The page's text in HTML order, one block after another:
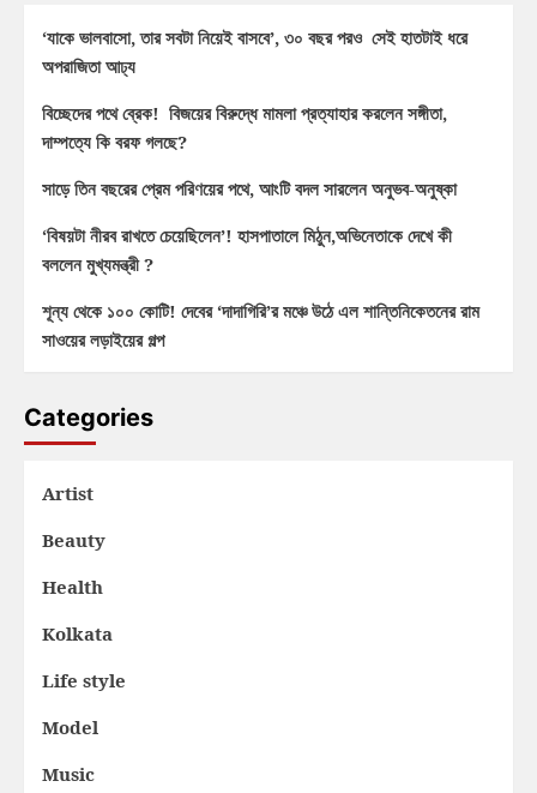
‘যাকে ভালবাসো, তার সবটা নিয়েই বাসবে’, ৩০ বছর পরও সেই হাতটাই ধরে
অপরাজিতা আঢ্য
বিচ্ছেদের পথে ব্রেক! বিজয়ের বিরুদ্ধে মামলা প্রত্যাহার করলেন সঙ্গীতা,
দাম্পত্যে কি বরফ গলছে?
সাড়ে তিন বছরের প্রেম পরিণয়ের পথে, আংটি বদল সারলেন অনুভব-অনুষ্কা
‘বিষয়টা নীরব রাখতে চেয়েছিলেন’! হাসপাতালে মিঠুন,অভিনেতাকে দেখে কী
বললেন মুখ্যমন্ত্রী ?
শূন্য থেকে ১০০ কোটি! দেবের ‘দাদাগিরি’র মঞ্চে উঠে এল শান্তিনিকেতনের রাম
সাওয়ের লড়াইয়ের গল্প
Categories
Artist
Beauty
Health
Kolkata
Life style
Model
Music